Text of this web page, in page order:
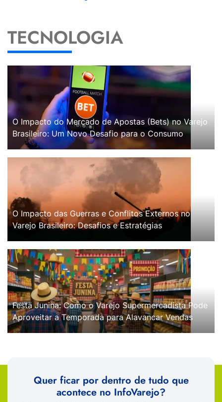
TECNOLOGIA
O Impacto do Mercado de Apostas (Bets) no Varejo
Brasileiro: Um Novo Desafio para o Consumo
O Impacto das Guerras e Conflitos Externos no
Varejo Brasileiro: Desafios e Estratégias
Festa Junina: Como o Varejo Supermercadista Pode
Aproveitar a Temporada para Alavancar Vendas
Quer ficar por dentro de tudo que
acontece no InfoVarejo?